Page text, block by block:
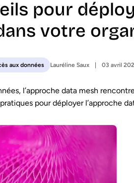
pour
votre
aux données Lauréline Saux 03 avril
l’approche data mesh
pour déployer l’approche